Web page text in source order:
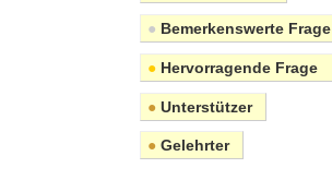
● Bemerkenswerte Frage
● Hervorragende Frage
● Unterstützer
● Gelehrter